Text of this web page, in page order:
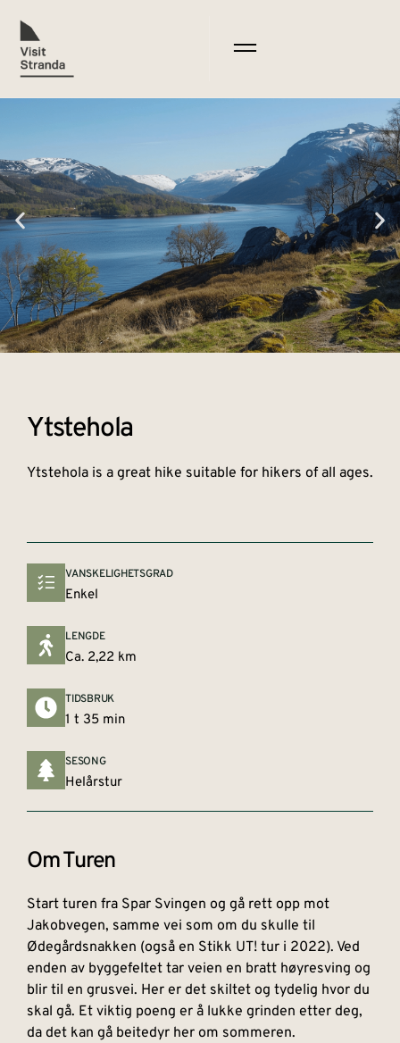
Ytstehola
Ytstehola is a great hike suitable for hikers of all ages.
VANSKELIGHETSGRAD
Enkel
LENGDE
Ca. 2,22 km
TIDSBRUK
1 t 35 min
SESONG
Helårstur
Om Turen
Start turen fra Spar Svingen og gå rett opp mot
Jakobvegen, samme vei som om du skulle til
Ødegårdsnakken (også en Stikk UT! tur i 2022). Ved
enden av byggefeltet tar veien en bratt høyresving og
blir til en grusvei. Her er det skiltet og tydelig hvor du
skal gå. Et viktig poeng er å lukke grinden etter deg,
da det kan gå beitedyr her om sommeren.